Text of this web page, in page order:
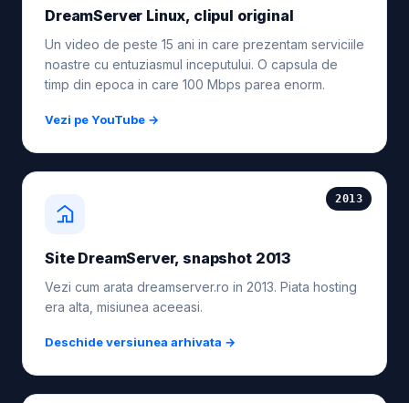
DreamServer Linux, clipul original
Un video de peste 15 ani in care prezentam serviciile
noastre cu entuziasmul inceputului. O capsula de
timp din epoca in care 100 Mbps parea enorm.
Vezi pe YouTube →
2013
Site DreamServer, snapshot 2013
Vezi cum arata dreamserver.ro in 2013. Piata hosting
era alta, misiunea aceeasi.
Deschide versiunea arhivata →